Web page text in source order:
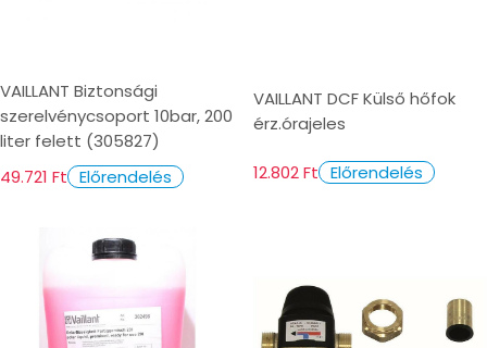
VAILLANT Biztonsági
szerelvénycsoport 10bar, 200
liter felett (305827)
49.721 Ft Előrendelés
VAILLANT DCF Külső hőfok
érz.órajeles
12.802 Ft Előrendelés